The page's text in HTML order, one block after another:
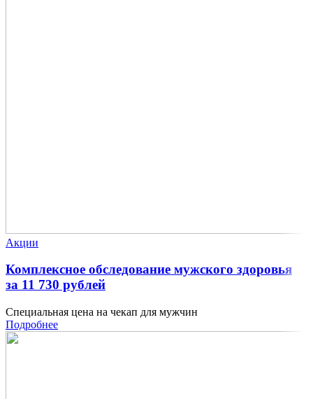
Акции
Комплексное обследование мужского здоровья
за 11 730 рублей
Специальная цена на чекап для мужчин
Подробнее